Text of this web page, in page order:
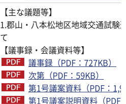
【主な議題等】
1.郡山・八本松地区地域交通試験
て
【議事録・会議資料等】
議事録（PDF：727KB）
次第（PDF：59KB）
第1号議案資料（PDF：
第1号議案説明資料（PDF